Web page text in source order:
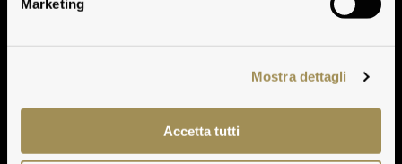
Marketing
Mostra dettagli
Accetta tutti